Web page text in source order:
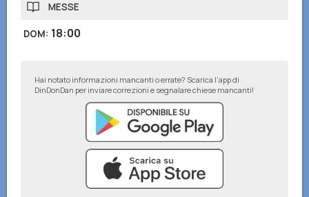
MESSE
DOM: 18:00
Hai notato informazioni mancanti o errate? Scarica l'app di
DinDonDan per inviare correzioni e segnalare chiese mancanti!